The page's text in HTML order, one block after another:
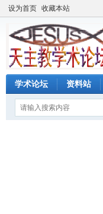
设为首页 收藏本站
学术论坛 资料站